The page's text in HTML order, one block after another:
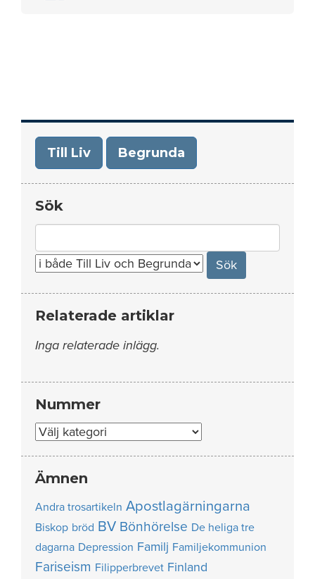
Till Liv Begrunda
Sök
for:
Relaterade artiklar
Inga relaterade inlägg.
Nummer
Nummer
Ämnen
Andra trosartikeln Apostlagärningarna
Biskop bröd BV Bönhörelse De heliga tre
dagarna Depression Familj Familjekommunion
Fariseism Filipperbrevet Finland